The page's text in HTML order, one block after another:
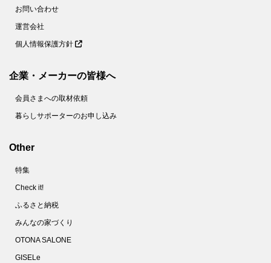
お問い合わせ
運営会社
個人情報保護方針
企業・メーカーの皆様へ
会員さまへの取材依頼
暮らしサポーターのお申し込み
Other
特集
Check it!
ふるさと納税
みんなの家づくり
OTONA SALONE
GISELe